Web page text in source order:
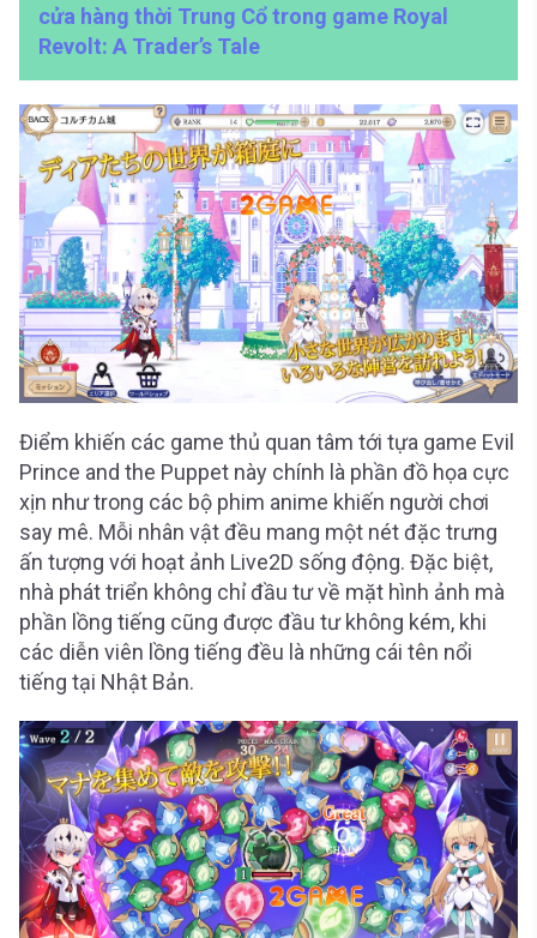
cửa hàng thời Trung Cổ trong game Royal
Revolt: A Trader’s Tale
Điểm khiến các game thủ quan tâm tới tựa game Evil
Prince and the Puppet này chính là phần đồ họa cực
xịn như trong các bộ phim anime khiến người chơi
say mê. Mỗi nhân vật đều mang một nét đặc trưng
ấn tượng với hoạt ảnh Live2D sống động. Đặc biệt,
nhà phát triển không chỉ đầu tư về mặt hình ảnh mà
phần lồng tiếng cũng được đầu tư không kém, khi
các diễn viên lồng tiếng đều là những cái tên nổi
tiếng tại Nhật Bản.